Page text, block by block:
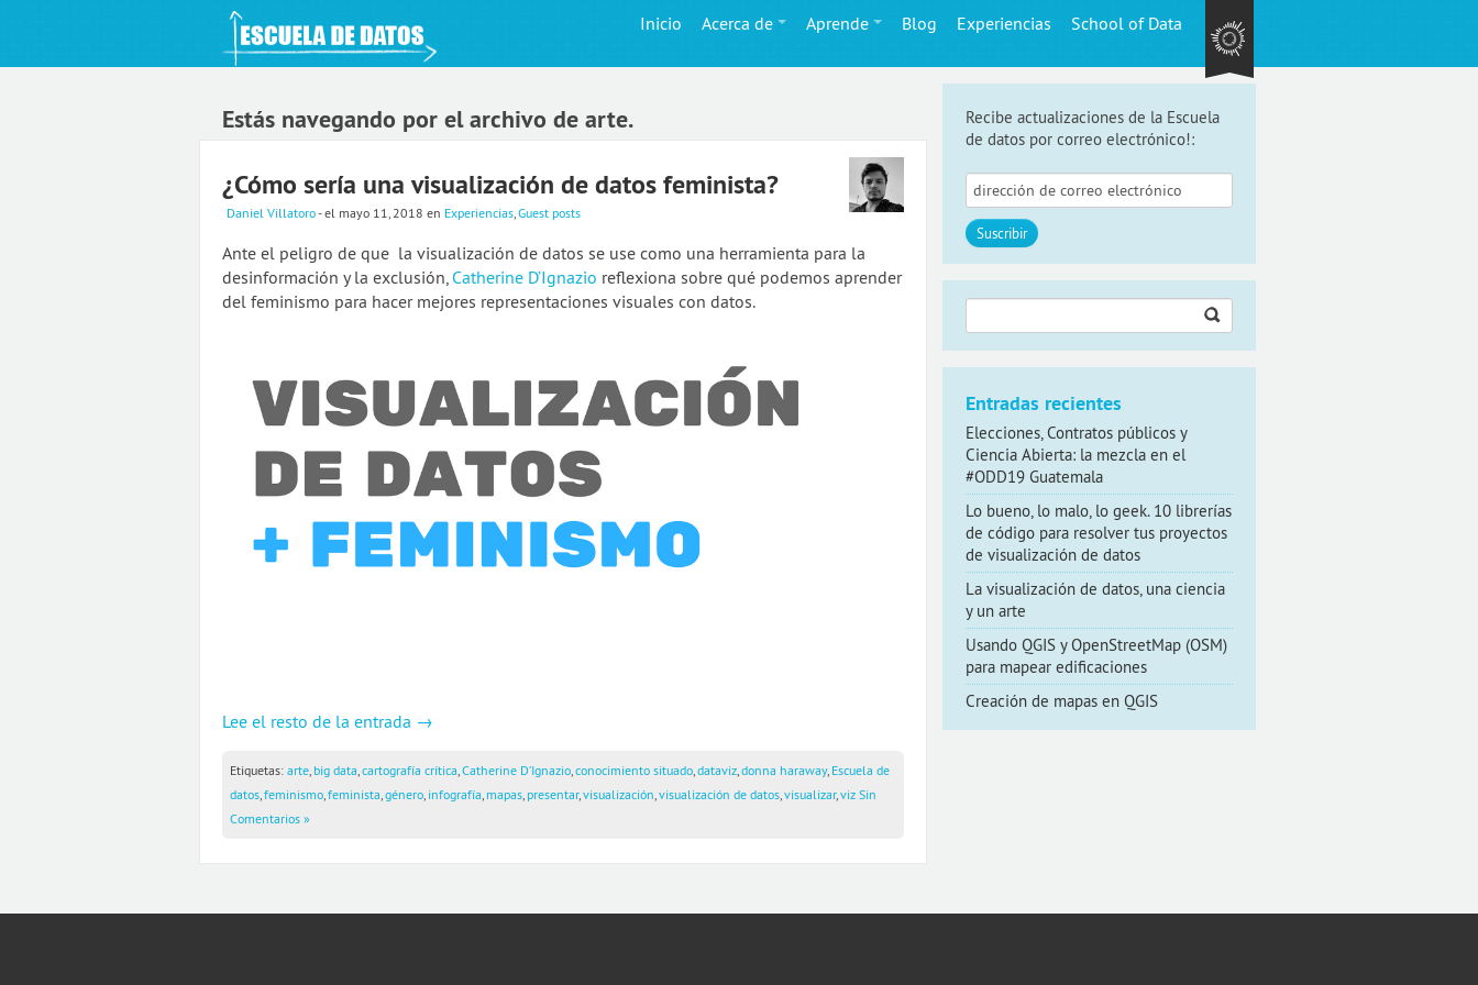
An Open Knowledge Foundation Site Inicio Acerca de Aprende Blog Experiencias School of Data
Estás navegando por el archivo de arte.
¿Cómo sería una visualización de datos feminista?
Daniel Villatoro- el mayo 11, 2018 en Experiencias,Guest posts
Ante el peligro de que la visualización de datos se use como una herramienta para la
desinformación y la exclusión, Catherine D’Ignazio reflexiona sobre qué podemos aprender
del feminismo para hacer mejores representaciones visuales con datos.
Lee el resto de la entrada →
Etiquetas: arte, big data,cartografía crítica,Catherine D’Ignazio,conocimiento situado,dataviz,donna haraway, Escuela de
datos,feminismo,feminista,género, infografía, mapas, presentar,visualización,visualización de datos,visualizar,viz Sin
Comentarios »
Recibe actualizaciones de la Escuela
de datos por correo electrónico!:
Entradas recientes
Elecciones, Contratos públicos y
Ciencia Abierta: la mezcla en el
#ODD19 Guatemala
Lo bueno, lo malo, lo geek. 10 librerías
de código para resolver tus proyectos
de visualización de datos
La visualización de datos, una ciencia
y un arte
Usando QGIS y OpenStreetMap (OSM)
para mapear edificaciones
Creación de mapas en QGIS